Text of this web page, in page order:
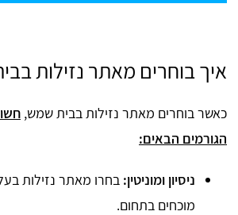
איך בוחרים מאתר נזילות
כאשר בוחרים מאתר נזילות בבית שמש,
הגורמים הבאים:
ניסיון ומוניטין: בחרו מאתר נזילות בעל
מוכחים בתחום.